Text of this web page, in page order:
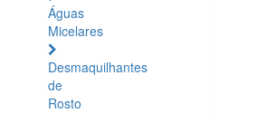
Águas
Micelares
Desmaquilhantes
de
Rosto